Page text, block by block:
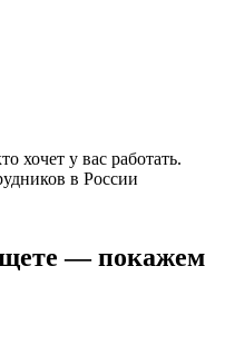
хочет у вас работать.
в России
— покажем